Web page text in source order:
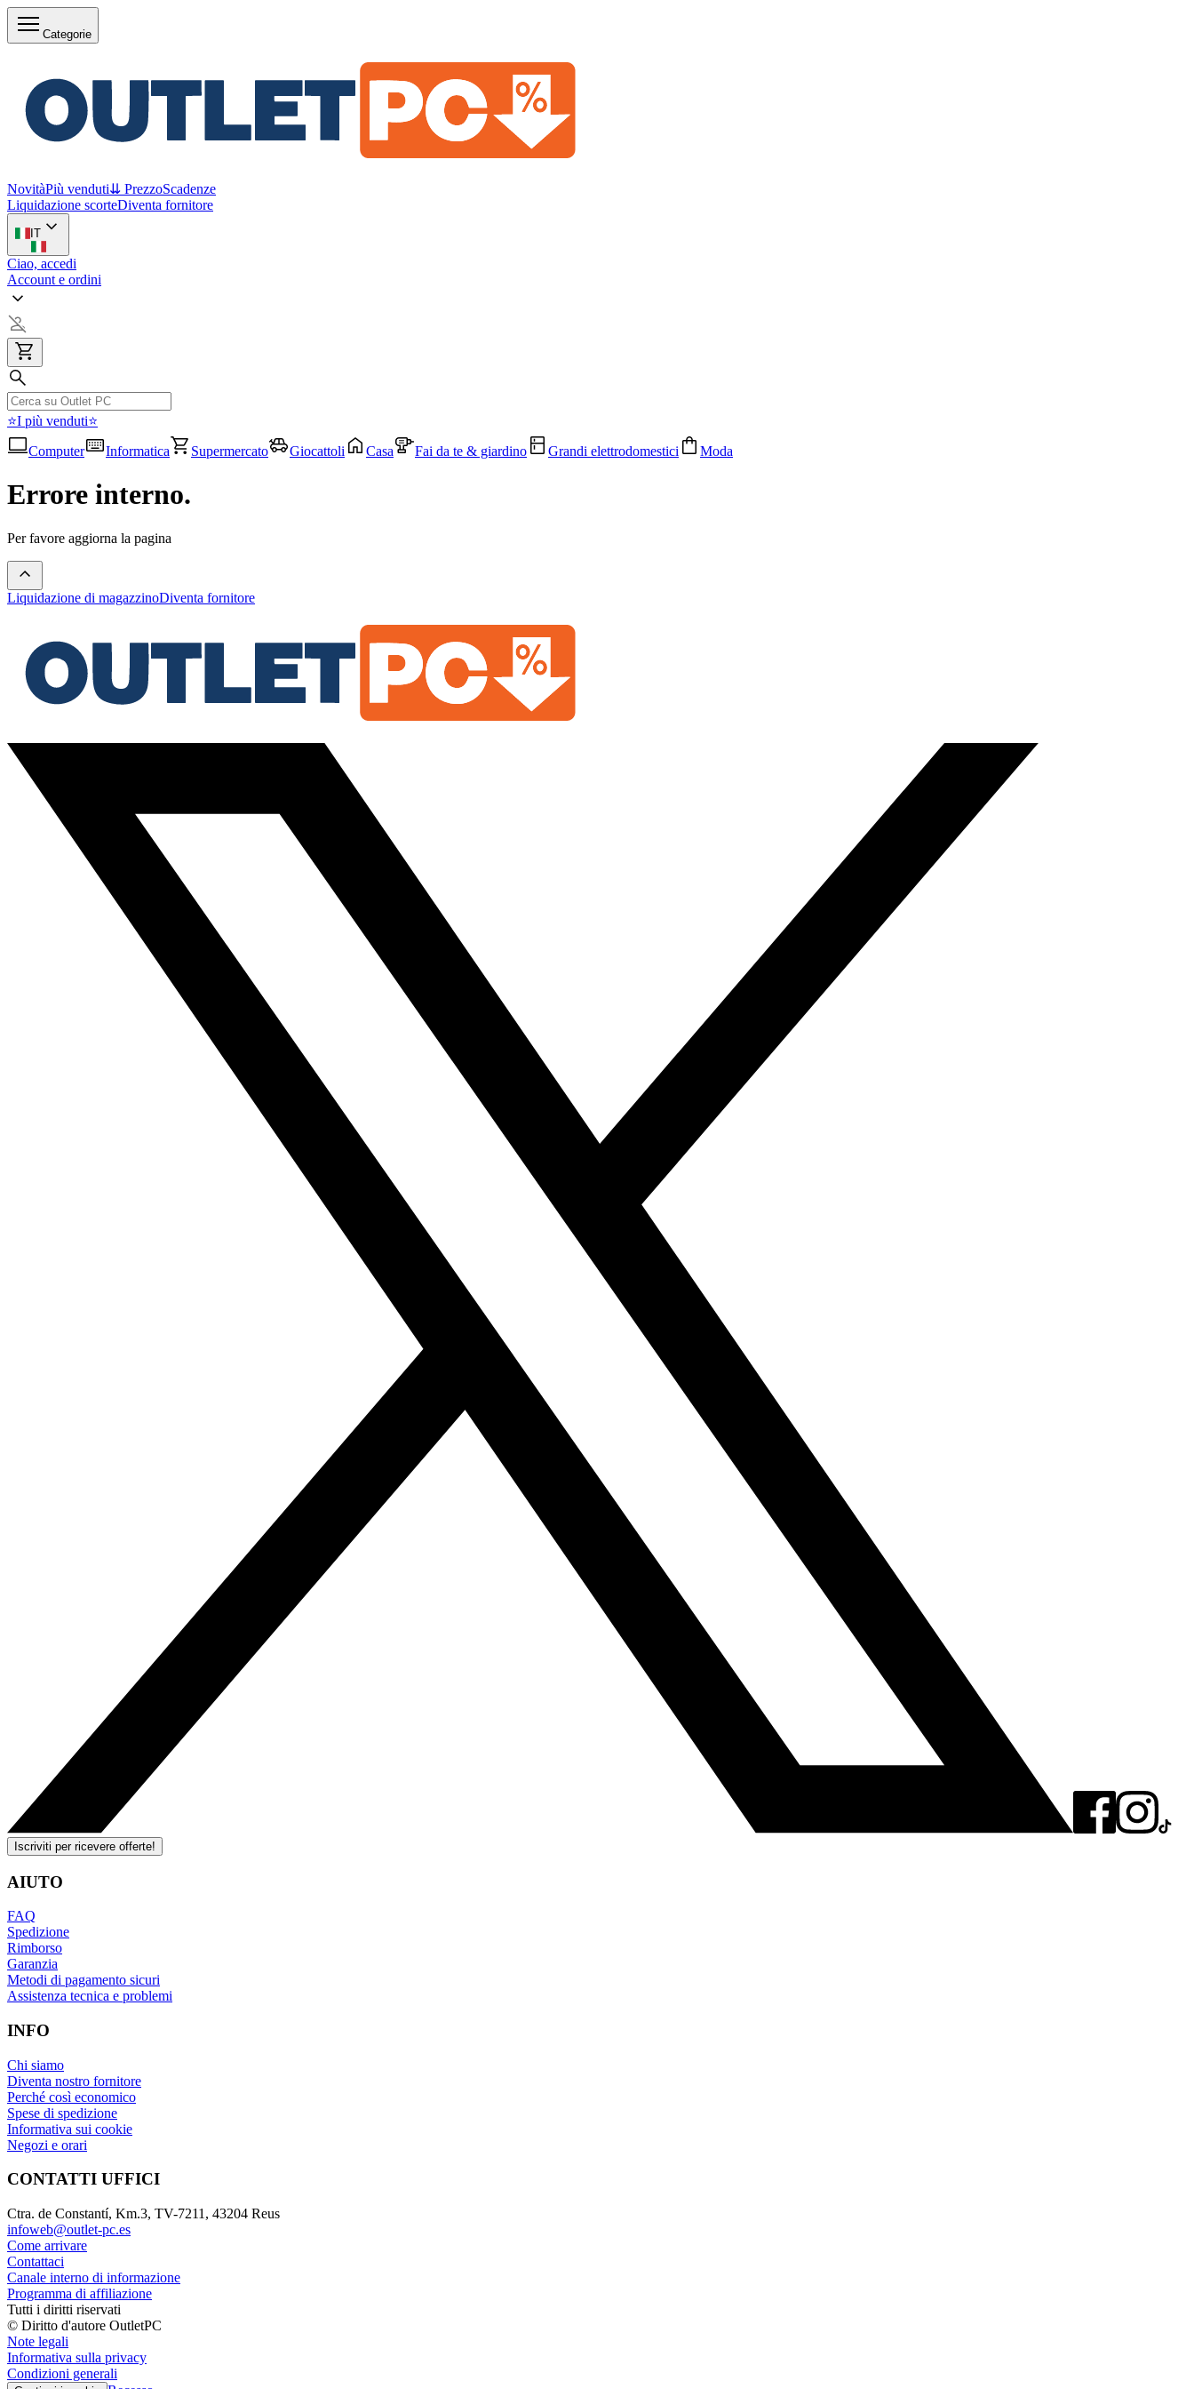
Categorie
NovitàPiù venduti⇊ PrezzoScadenze
Liquidazione scorteDiventa fornitore
IT
Ciao, accedi
Account e ordini
⭐I più venduti⭐
Computer
Informatica Supermercato Giocattoli Casa Fai da te & giardino Grandi elettrodomestici Moda
Errore interno.
Per favore aggiorna la pagina
Liquidazione di magazzinoDiventa fornitore
Iscriviti per ricevere offerte!
AIUTO
FAQ
Spedizione
Rimborso
Garanzia
Metodi di pagamento sicuri
Assistenza tecnica e problemi
INFO
Chi siamo
Diventa nostro fornitore
Perché così economico
Spese di spedizione
Informativa sui cookie
Negozi e orari
CONTATTI UFFICI
Ctra. de Constantí, Km.3, TV-7211, 43204 Reus
infoweb@outlet-pc.es
Come arrivare
Contattaci
Canale interno di informazione
Programma di affiliazione
Tutti i diritti riservati
© Diritto d'autore OutletPC
Note legali
Informativa sulla privacy
Condizioni generali